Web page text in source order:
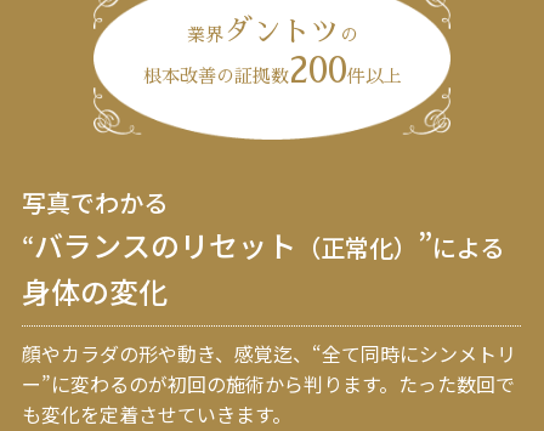
業界ダントツ の
根本改善の証拠数200件以上
写真でわかる
“バランスのリセット （正常化） ”による
身体の変化
顔やカラダの形や動き、感覚迄、“全て同時にシンメトリ
ー”に変わるのが初回の施術から判ります。 たった数回で
も変化を定着させていきます。